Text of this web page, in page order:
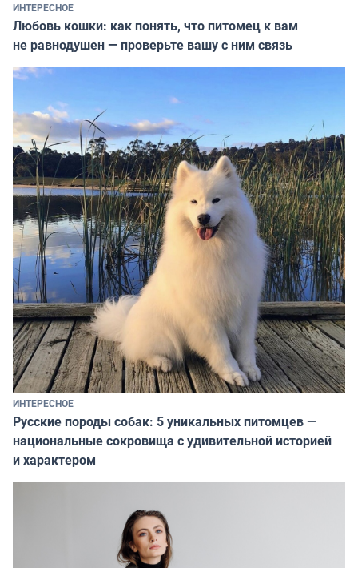
ИНТЕРЕСНОЕ
Любовь кошки: как понять, что питомец к вам
не равнодушен — проверьте вашу с ним связь
ИНТЕРЕСНОЕ
Русские породы собак: 5 уникальных питомцев —
национальные сокровища с удивительной историей
и характером